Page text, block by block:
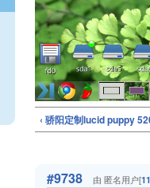
‹ 骄阳定制lucid puppy
#9738 由 匿名用户[